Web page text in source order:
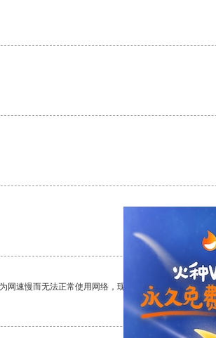
网速慢而无法正常使用网络，现在有了这个app，我再